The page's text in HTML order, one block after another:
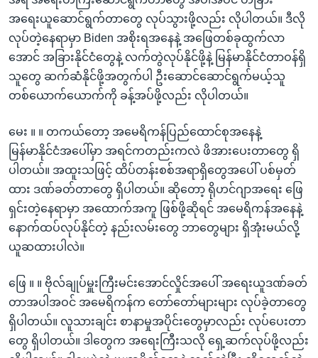
အရေးယူဆောင်ရွက်တာတွေ လုပ်သွားဖို့လည်း လိုပါတယ်။ ဒီလို
လုပ်တဲ့နေရာမှာ Biden အစိုးရအနေနဲ့ အဖြေတစ်ခုထွက်လာ
အောင် အခြားနိုင်ငံတွေနဲ့ လက်တွဲလုပ်နိုင်ဖို့နဲ့ မြန်မာနိုင်ငံတာဝန်ရှိ
သူတွေ ဆက်ဆံနိုင်ဖို့အတွက်ပါ ဦးဆောင်ဆောင်ရွက်မယ့်သူ
တစ်ယောက်ယောက်ကို ခန့်အပ်ဖို့လည်း လိုပါတယ်။
မေး ။ ။ တကယ်တော့ အမေရိကန်ပြည်ထောင်စုအနေနဲ့
မြန်မာနိုင်ငံအပေါ်မှာ အရင်ကတည်းကလဲ ဖိအားပေးတာတွေ ရှိ
ပါတယ်။ အထူးသဖြင့် ထိပ်တန်းစစ်အရာရှိတွေအပေါ် ပစ်မှတ်
ထား ဒဏ်ခတ်တာတွေ ရှိပါတယ်။ ဆိုတော့ ရိုဟင်ဂျာအရေး ဖြေ
ရှင်းတဲ့နေရာမှာ အထောက်အကူ ဖြစ်ဖို့ဆိုရင် အမေရိကန်အနေနဲ့
နောက်ထပ်လုပ်နိုင်တဲ့ နည်းလမ်းတွေ ဘာတွေများ ရှိအုံးမယ်လို့
ယူဆထားပါလဲ။
ဖြေ ။ ။ ဗိုလ်ချုပ်မှူးကြီးမင်းအောင်လှိုင်အပေါ် အရေးယူဒဏ်ခတ်
တာအပါအဝင် အမေရိကန်က တော်တော်များများ လုပ်ခဲ့တာတွေ
ရှိပါတယ်။ လူသားချင်း စာနာမှုအပိုင်းတွေမှာလည်း လုပ်ပေးတာ
တွေ ရှိပါတယ်။ ဒါတွေက အရေးကြီးသလို ရှေ့ဆက်လုပ်ဖို့လည်း